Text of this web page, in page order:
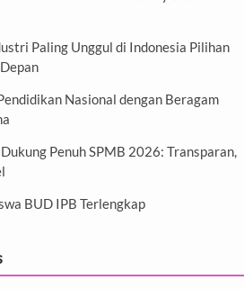
Paling Unggul di Indonesia Pilihan
Nasional dengan Beragam
Penuh SPMB 2026: Transparan,
BUD IPB Terlengkap